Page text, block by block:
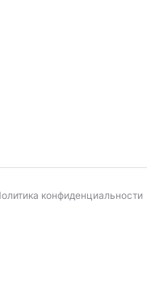
конфиденциальности